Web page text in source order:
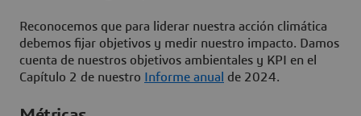
Reconocemos que para liderar nuestra acción climática
debemos fijar objetivos y medir nuestro impacto. Damos
cuenta de nuestros objetivos ambientales y KPI en el
Capítulo 2 de nuestro
Informe anual de 2024.